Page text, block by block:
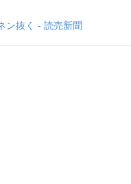
ン抜く - 読売新聞